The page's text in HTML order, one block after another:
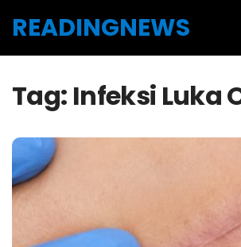
READINGNEWS
Tag: Infeksi Luka